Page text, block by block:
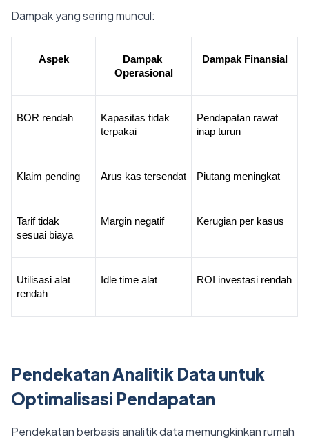
Dampak yang sering muncul:
Aspek
Dampak
Operasional
Dampak Finansial
BOR rendah
Kapasitas tidak
terpakai
Pendapatan rawat
inap turun
Klaim pending Arus kas tersendat Piutang meningkat
Tarif tidak
sesuai biaya
Margin negatif Kerugian per kasus
Utilisasi alat
rendah
Idle time alat ROI investasi rendah
Pendekatan Analitik Data untuk
Optimalisasi Pendapatan
Pendekatan berbasis analitik data memungkinkan rumah